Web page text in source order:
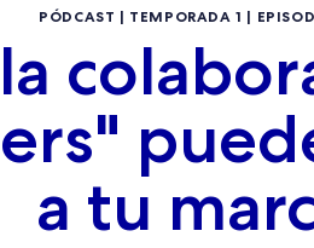
PÓDCAST | TEMPORADA 1 |
a tu